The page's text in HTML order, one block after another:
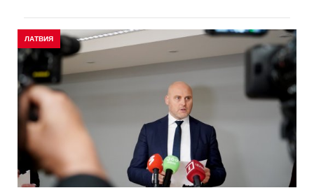
ЛАТВИЯ